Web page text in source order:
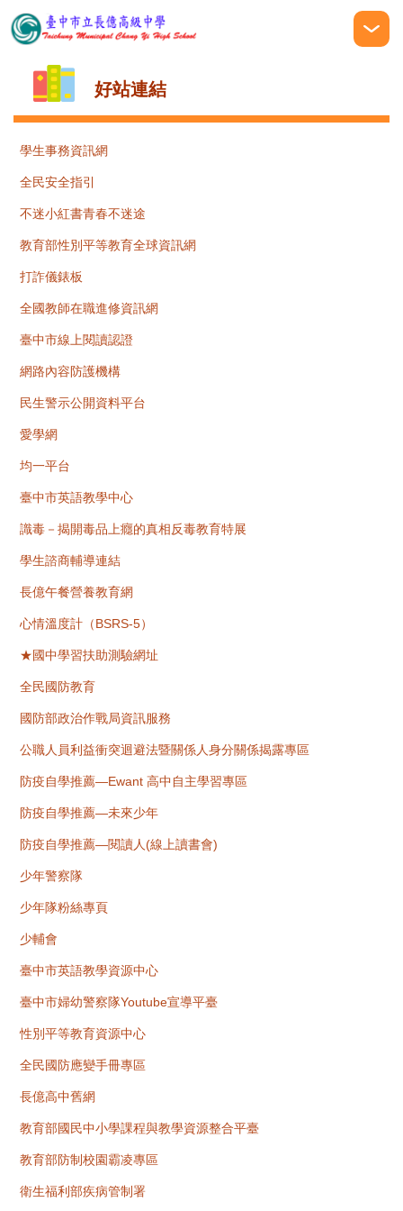
跳
到
區
好站連結
學生事務資訊網
全民安全指引
不迷小紅書青春不迷途
教育部性別平等教育全球資訊網
打詐儀錶板
全國教師在職進修資訊網
臺中市線上閱讀認證
網路內容防護機構
民生警示公開資料平台
愛學網
均一平台
臺中市英語教學中心
識毒－揭開毒品上癮的真相反毒教育特展
學生諮商輔導連結
長億午餐營養教育網
心情溫度計（BSRS-5）
★國中學習扶助測驗網址
全民國防教育
國防部政治作戰局資訊服務
公職人員利益衝突迴避法暨關係人身分關係揭露專區
防疫自學推薦—Ewant 高中自主學習專區
防疫自學推薦—未來少年
防疫自學推薦—閱讀人(線上讀書會)
少年警察隊
少年隊粉絲專頁
少輔會
臺中市英語教學資源中心
臺中市婦幼警察隊Youtube宣導平臺
性別平等教育資源中心
全民國防應變手冊專區
長億高中舊網
教育部國民中小學課程與教學資源整合平臺
教育部防制校園霸凌專區
衛生福利部疾病管制署